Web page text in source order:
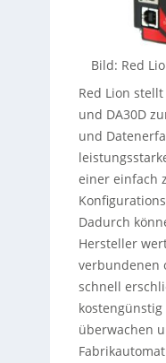
Bild: Red
Red Lion
und DA30D
und
einer einfach
Dadurch
Hersteller
verbundenen
schnell
überwachen